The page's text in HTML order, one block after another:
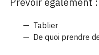
Tablier
De quoi prendre